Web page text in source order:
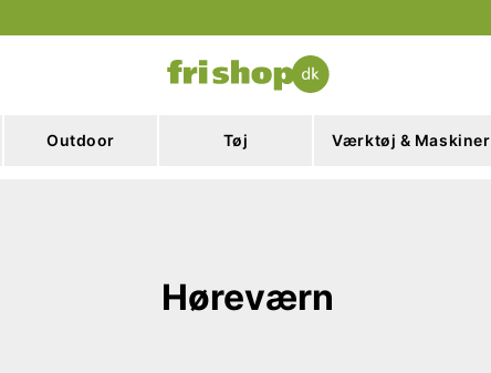
Outdoor Tøj Værktøj & Maskiner
Høreværn